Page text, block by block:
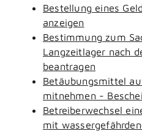
Bestellung eines
anzeigen
Bestimmung zum
Langzeitlager nach
beantragen
Betäubungsmittel
mitnehmen -
Betreiberwechsel
mit